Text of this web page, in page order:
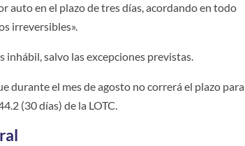
auto en el plazo de tres días, acordando en todo
irreversibles».
salvo las excepciones previstas.
durante el mes de agosto no correrá el plazo para
(30 días) de la LOTC.